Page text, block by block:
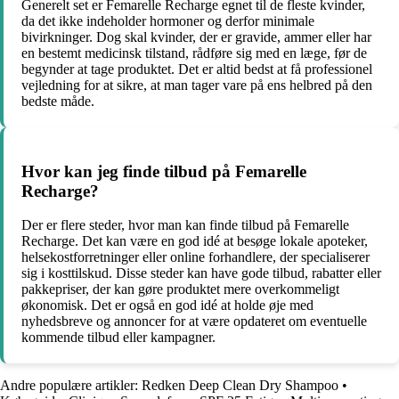
Generelt set er Femarelle Recharge egnet til de fleste kvinder,
da det ikke indeholder hormoner og derfor minimale
bivirkninger. Dog skal kvinder, der er gravide, ammer eller har
en bestemt medicinsk tilstand, rådføre sig med en læge, før de
begynder at tage produktet. Det er altid bedst at få professionel
vejledning for at sikre, at man tager vare på ens helbred på den
bedste måde.
Hvor kan jeg finde tilbud på Femarelle
Recharge?
Der er flere steder, hvor man kan finde tilbud på Femarelle
Recharge. Det kan være en god idé at besøge lokale apoteker,
helsekostforretninger eller online forhandlere, der specialiserer
sig i kosttilskud. Disse steder kan have gode tilbud, rabatter eller
pakkepriser, der kan gøre produktet mere overkommeligt
økonomisk. Det er også en god idé at holde øje med
nyhedsbreve og annoncer for at være opdateret om eventuelle
kommende tilbud eller kampagner.
Andre populære artikler: Redken Deep Clean Dry Shampoo •